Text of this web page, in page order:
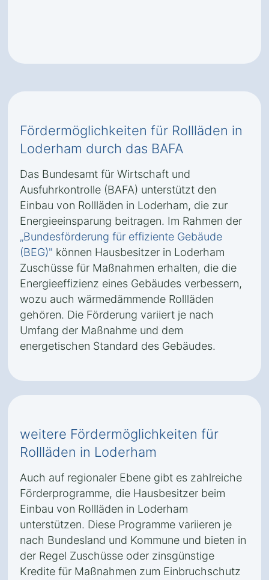
Fördermöglichkeiten für Rollläden in
Loderham durch das BAFA
Das Bundesamt für Wirtschaft und
Ausfuhrkontrolle (BAFA) unterstützt den
Einbau von Rollläden in Loderham, die zur
Energieeinsparung beitragen. Im Rahmen der
„Bundesförderung für effiziente Gebäude
(BEG)" können Hausbesitzer in Loderham
Zuschüsse für Maßnahmen erhalten, die die
Energieeffizienz eines Gebäudes verbessern,
wozu auch wärmedämmende Rollläden
gehören. Die Förderung variiert je nach
Umfang der Maßnahme und dem
energetischen Standard des Gebäudes.
weitere Fördermöglichkeiten für
Rollläden in Loderham
Auch auf regionaler Ebene gibt es zahlreiche
Förderprogramme, die Hausbesitzer beim
Einbau von Rollläden in Loderham
unterstützen. Diese Programme variieren je
nach Bundesland und Kommune und bieten in
der Regel Zuschüsse oder zinsgünstige
Kredite für Maßnahmen zum Einbruchschutz